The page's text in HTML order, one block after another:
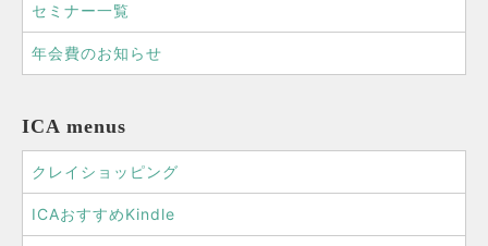
セミナー一覧
年会費のお知らせ
ICA menus
クレイショッピング
ICAおすすめKindle